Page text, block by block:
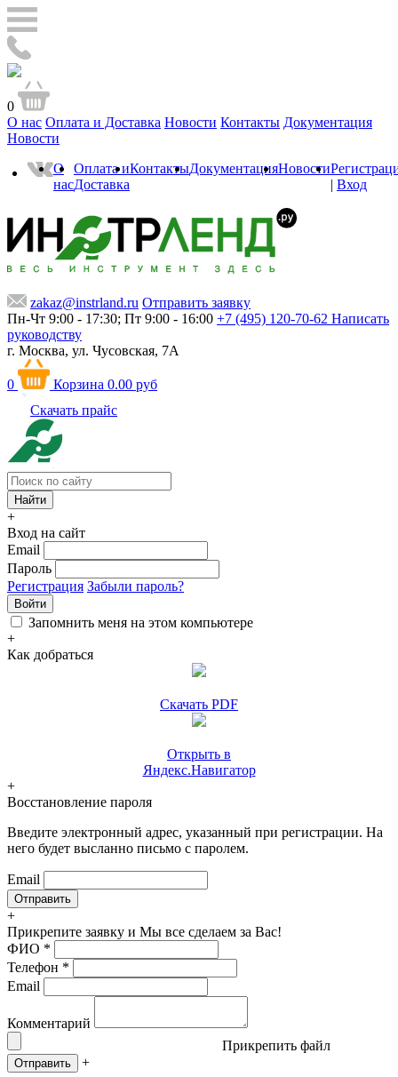
0
О нас Оплата и Доставка Новости Контакты Документация
Новости
О
нас
Оплата и
Доставка
КонтактыДокументацияНовости
| Вход
zakaz@instrland.ru Отправить заявку
Пн-Чт 9:00 - 17:30; Пт 9:00 - 16:00 +7 (495) 120-70-62 Написать
руководству
г. Москва, ул. Чусовская, 7А
0 Корзина 0.00 руб
Скачать прайс
+
Вход на сайт
Email
Пароль
Регистрация Забыли пароль?
Войти
Запомнить меня на этом компьютере
+
Как добраться
Скачать PDF
Открыть в
Яндекс.Навигатор
+
Восстановление пароля
Введите электронный адрес, указанный при регистрации. На
него будет высланно письмо с паролем.
Email
+
Прикрепите заявку и Мы все сделаем за Вас!
ФИО *
Телефон *
Email
Комментарий
Прикрепить файл
Отправить +